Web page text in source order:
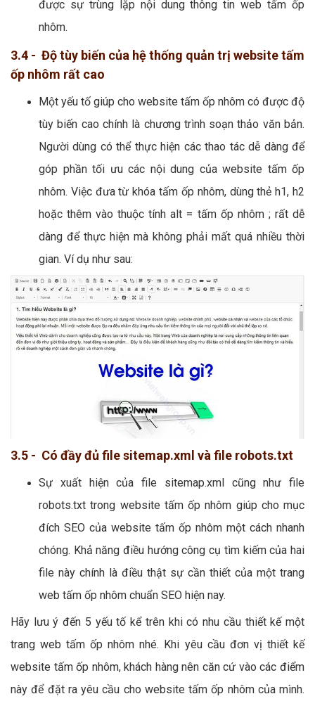
được sự trùng lặp nội dung thông tin web tấm ốp
nhôm.
3.4 - Độ tùy biến của hệ thống quản trị website tấm
ốp nhôm rất cao
Một yếu tố giúp cho website tấm ốp nhôm có được độ
tùy biến cao chính là chương trình soạn thảo văn bản.
Người dùng có thể thực hiện các thao tác dễ dàng để
góp phần tối ưu các nội dung của website tấm ốp
nhôm. Việc đưa từ khóa tấm ốp nhôm, dùng thẻ h1, h2
hoặc thêm vào thuộc tính alt = tấm ốp nhôm ; rất dễ
dàng để thực hiện mà không phải mất quá nhiều thời
gian. Ví dụ như sau:
3.5 - Có đầy đủ file sitemap.xml và file robots.txt
Sự xuất hiện của file sitemap.xml cũng như file
robots.txt trong website tấm ốp nhôm giúp cho mục
đích SEO của website tấm ốp nhôm một cách nhanh
chóng. Khả năng điều hướng công cụ tìm kiếm của hai
file này chính là điều thật sự cần thiết của một trang
web tấm ốp nhôm chuẩn SEO hiện nay.
Hãy lưu ý đến 5 yếu tố kể trên khi có nhu cầu thiết kế một
trang web tấm ốp nhôm nhé. Khi yêu cầu đơn vị thiết kế
website tấm ốp nhôm, khách hàng nên căn cứ vào các điểm
này để đặt ra yêu cầu cho website tấm ốp nhôm của mình.